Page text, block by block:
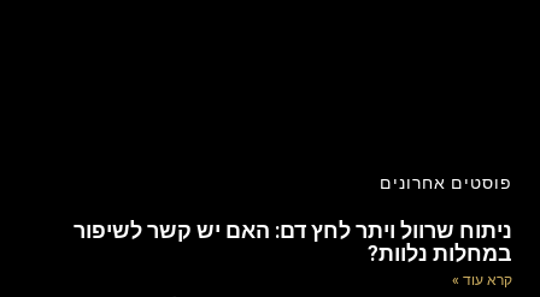
פוסטים אחרונים
ניתוח שרוול ויתר לחץ דם: האם יש קשר לשיפור
במחלות נלוות?
קרא עוד »